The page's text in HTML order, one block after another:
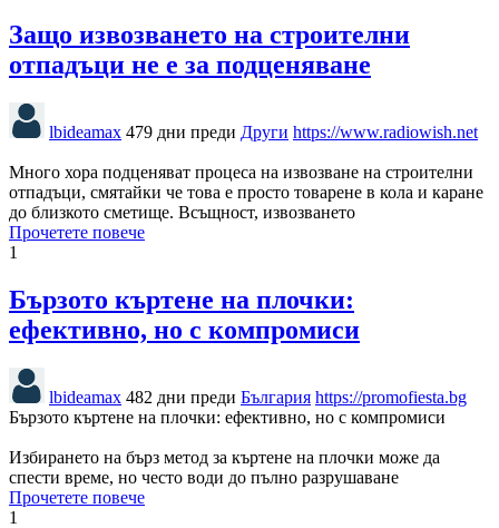
Защо извозването на строителни
отпадъци не е за подценяване
lbideamax 479 дни преди Други https://www.radiowish.net
Много хора подценяват процеса на извозване на строителни
отпадъци, смятайки че това е просто товарене в кола и каране
до близкото сметище. Всъщност, извозването
Прочетете повече
1
Бързото къртене на плочки:
ефективно, но с компромиси
lbideamax 482 дни преди България https://promofiesta.bg
Бързото къртене на плочки: ефективно, но с компромиси
Избирането на бърз метод за къртене на плочки може да
спести време, но често води до пълно разрушаване
Прочетете повече
1